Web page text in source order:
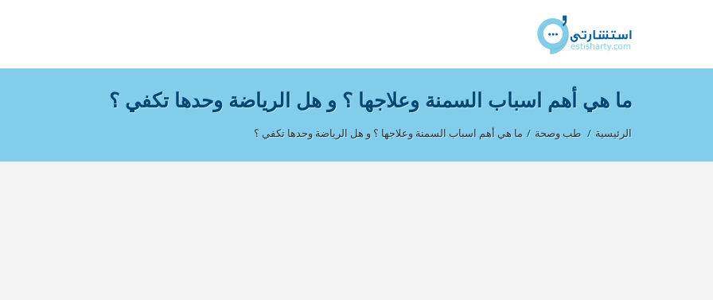
ما هي أهم اسباب السمنة وعلاجها ؟ و هل الرياضة وحدها تكفي ؟
الرئيسية / طب وصحة / ما هي أهم اسباب السمنة وعلاجها ؟ و هل الرياضة وحدها تكفي ؟